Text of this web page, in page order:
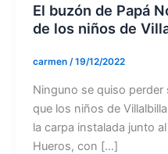
El buzón de Papá
de los niños de
carmen /19/12/2022
Ninguno se quiso perder
que los niños de
la carpa instalada junto
Hueros, con […]